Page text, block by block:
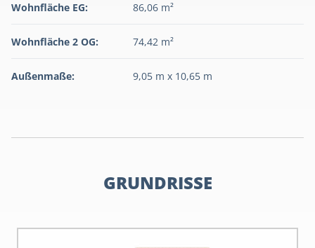
Wohnfläche EG: 86,06 m²
Wohnfläche 2 OG: 74,42 m²
Außenmaße: 9,05 m x 10,65 m
GRUNDRISSE